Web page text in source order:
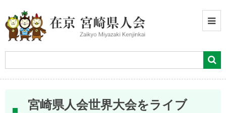
宮崎県人会世界大会をライブ